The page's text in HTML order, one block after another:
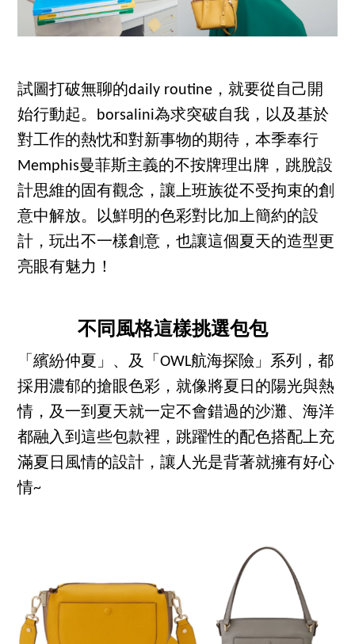
試圖打破無聊的daily routine，就要從自己開
始行動起。borsalini為求突破自我，以及基於
對工作的熱忱和對新事物的期待，本季奉行
Memphis曼菲斯主義的不按牌理出牌，跳脫設
計思維的固有觀念，讓上班族從不受拘束的創
意中解放。以鮮明的色彩對比加上簡約的設
計，玩出不一樣創意，也讓這個夏天的造型更
亮眼有魅力！
不同風格這樣挑選包包
「繽紛仲夏」、及「OWL航海探險」系列，都
採用濃郁的搶眼色彩，就像將夏日的陽光與熱
情，及一到夏天就一定不會錯過的沙灘、海洋
都融入到這些包款裡，跳躍性的配色搭配上充
滿夏日風情的設計，讓人光是背著就擁有好心
情~